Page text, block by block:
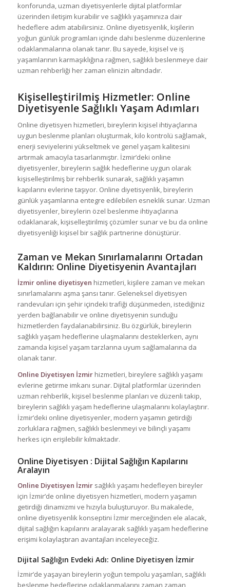
konforunda, uzman diyetisyenlerle dijital platformlar
üzerinden iletişim kurabilir ve sağlıklı yaşamınıza dair
hedeflere adım atabilirsiniz. Online diyetisyenlik, kişilerin
yoğun günlük programları içinde dahi beslenme düzenlerine
odaklanmalarına olanak tanır. Bu sayede, kişisel ve iş
yaşamlarının karmaşıklığına rağmen, sağlıklı beslenmeye dair
uzman rehberliği her zaman elinizin altındadır.
Kişiselleştirilmiş Hizmetler: Online
Diyetisyenle Sağlıklı Yaşam Adımları
Online diyetisyen hizmetleri, bireylerin kişisel ihtiyaçlarına
uygun beslenme planları oluşturmak, kilo kontrolü sağlamak,
enerji seviyelerini yükseltmek ve genel yaşam kalitesini
artırmak amacıyla tasarlanmıştır. İzmir’deki online
diyetisyenler, bireylerin sağlık hedeflerine uygun olarak
kişiselleştirilmiş bir rehberlik sunarak, sağlıklı yaşamın
kapılarını evlerine taşıyor. Online diyetisyenlik, bireylerin
günlük yaşamlarına entegre edilebilen esneklik sunar. Uzman
diyetisyenler, bireylerin özel beslenme ihtiyaçlarına
odaklanarak, kişiselleştirilmiş çözümler sunar ve bu da online
diyetisyenliği kişisel bir sağlık partnerine dönüştürür.
Zaman ve Mekan Sınırlamalarını Ortadan
Kaldırın: Online Diyetisyenin Avantajları
İzmir online diyetisyen hizmetleri, kişilere zaman ve mekan
sınırlamalarını aşma şansı tanır. Geleneksel diyetisyen
randevuları için şehir içindeki trafiği düşünmeden, istediğiniz
yerden bağlanabilir ve online diyetisyenin sunduğu
hizmetlerden faydalanabilirsiniz. Bu özgürlük, bireylerin
sağlıklı yaşam hedeflerine ulaşmalarını desteklerken, aynı
zamanda kişisel yaşam tarzlarına uyum sağlamalarına da
olanak tanır.
Online Diyetisyen İzmirhizmetleri, bireylere sağlıklı yaşamı
evlerine getirme imkanı sunar. Dijital platformlar üzerinden
uzman rehberlik, kişisel beslenme planları ve düzenli takip,
bireylerin sağlıklı yaşam hedeflerine ulaşmalarını kolaylaştırır.
İzmir’deki online diyetisyenler, modern yaşamın getirdiği
zorluklara rağmen, sağlıklı beslenmeyi ve bilinçli yaşamı
herkes için erişilebilir kılmaktadır.
Online Diyetisyen : Dijital Sağlığın Kapılarını
Aralayın
Online Diyetisyen İzmirsağlıklı yaşamı hedefleyen bireyler
için İzmir’de online diyetisyen hizmetleri, modern yaşamın
getirdiği dinamizmi ve hızıyla buluşturuyor. Bu makalede,
online diyetisyenlik konseptini İzmir merceğinden ele alacak,
dijital sağlığın kapılarını aralayarak sağlıklı yaşam hedeflerine
erişimi kolaylaştıran avantajları inceleyeceğiz.
Dijital Sağlığın Evdeki Adı: Online Diyetisyen İzmir
İzmir’de yaşayan bireylerin yoğun tempolu yaşamları, sağlıklı
beslenme hedeflerine odaklanmalarını zaman zaman